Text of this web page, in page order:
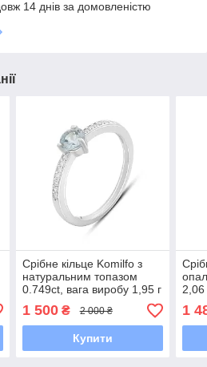
14 днів за домовленістю
Срібне кільце Komilfo з
натуральним топазом
0.749ct, вага виробу 1,95 г
(2188230) 17.5 розмір
2.02, 18
1 500₴ 2 000 ₴
Купити
2,06
1